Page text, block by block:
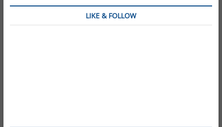
LIKE & FOLLOW